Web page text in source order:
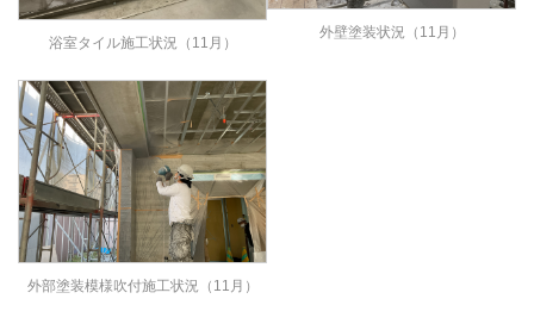
浴室タイル施工状況（11月）
外壁塗装状況（11月）
外部塗装模様吹付施工状況（11月）